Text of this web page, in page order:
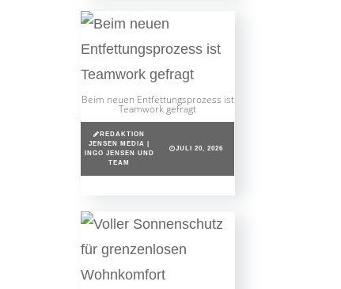
Beim neuen Entfettungsprozess ist
Teamwork gefragt
REDAKTION
JENSEN MEDIA |
INGO JENSEN UND
TEAM
JULI 20, 2026